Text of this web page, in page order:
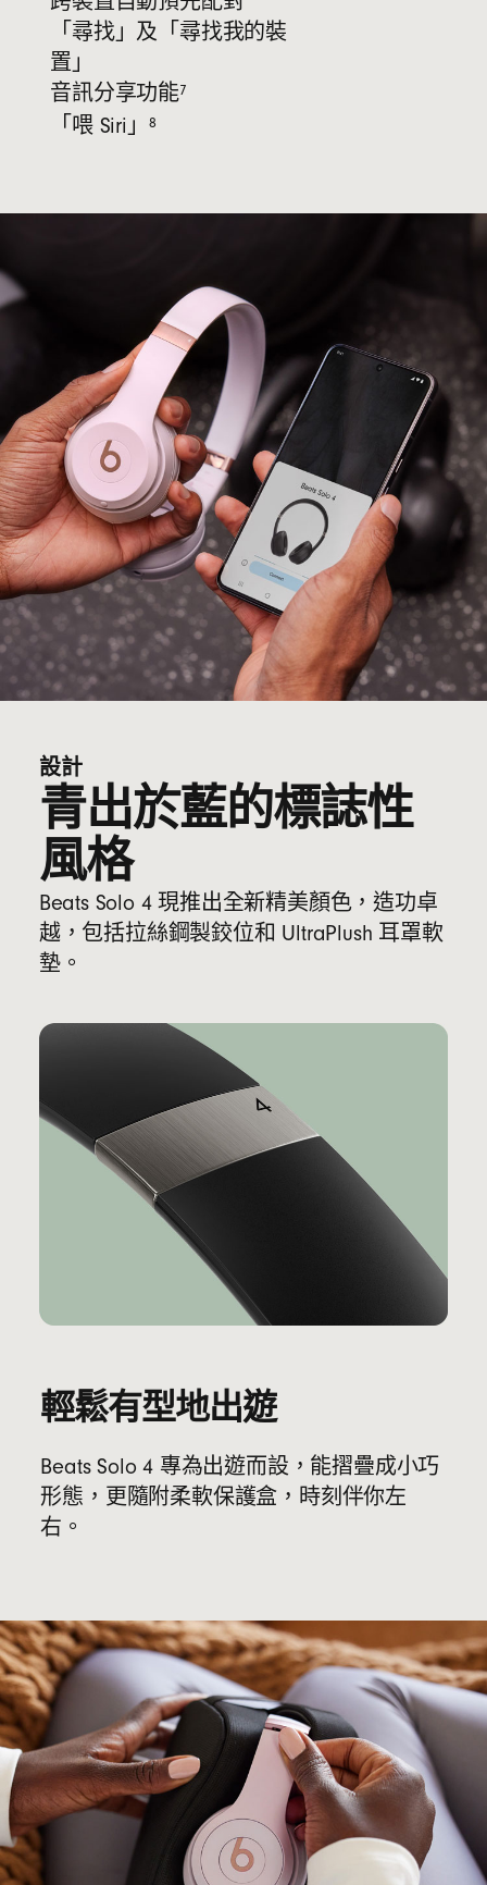
「尋找」及「尋找我的裝
置」
音訊分享功能7
「喂 Siri」 8
設計
青出於藍的標誌性
風格
Beats Solo 4 現推出全新精美顏色，造功卓
越，包括拉絲鋼製鉸位和 UltraPlush 耳罩軟
墊。
輕鬆有型地出遊
Beats Solo 4 專為出遊而設，能摺疊成小巧
形態，更隨附柔軟保護盒，時刻伴你左
右。